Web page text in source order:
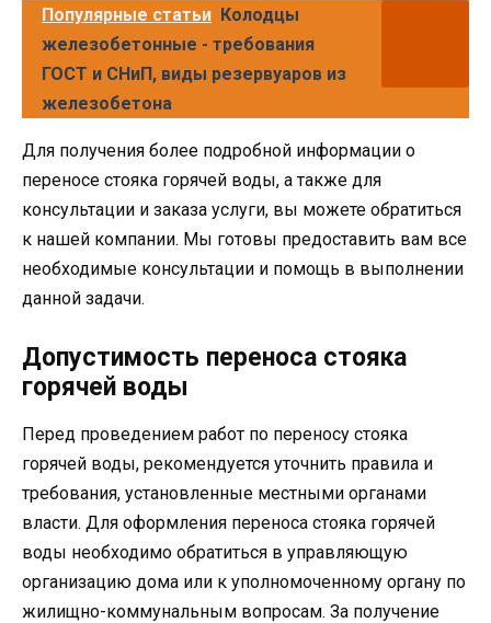
Популярные статьи Колодцы
железобетонные - требования
ГОСТ и СНиП, виды резервуаров из
железобетона
Для получения более подробной информации о
переносе стояка горячей воды, а также для
консультации и заказа услуги, вы можете обратиться
к нашей компании. Мы готовы предоставить вам все
необходимые консультации и помощь в выполнении
данной задачи.
Допустимость переноса стояка
горячей воды
Перед проведением работ по переносу стояка
горячей воды, рекомендуется уточнить правила и
требования, установленные местными органами
власти. Для оформления переноса стояка горячей
воды необходимо обратиться в управляющую
организацию дома или к уполномоченному органу по
жилищно-коммунальным вопросам. За получение